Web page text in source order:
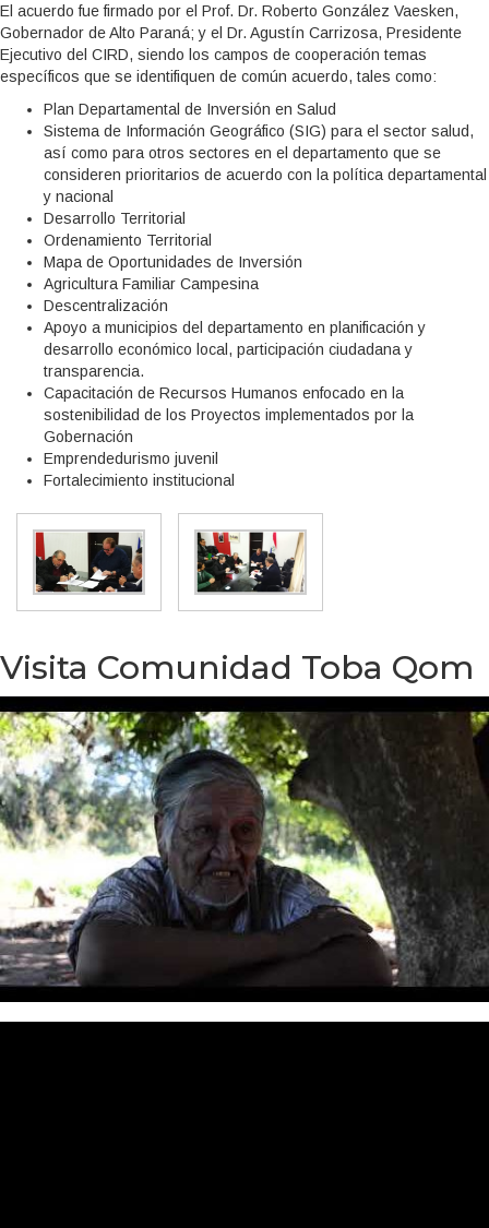
El acuerdo fue firmado por el Prof. Dr. Roberto González Vaesken,
Gobernador de Alto Paraná; y el Dr. Agustín Carrizosa, Presidente
Ejecutivo del CIRD, siendo los campos de cooperación temas
específicos que se identifiquen de común acuerdo, tales como:
Plan Departamental de Inversión en Salud
Sistema de Información Geográfico (SIG) para el sector salud,
así como para otros sectores en el departamento que se
consideren prioritarios de acuerdo con la política departamental
y nacional
Desarrollo Territorial
Ordenamiento Territorial
Mapa de Oportunidades de Inversión
Agricultura Familiar Campesina
Descentralización
Apoyo a municipios del departamento en planificación y
desarrollo económico local, participación ciudadana y
transparencia.
Capacitación de Recursos Humanos enfocado en la
sostenibilidad de los Proyectos implementados por la
Gobernación
Emprendedurismo juvenil
Fortalecimiento institucional
Visita Comunidad Toba Qom